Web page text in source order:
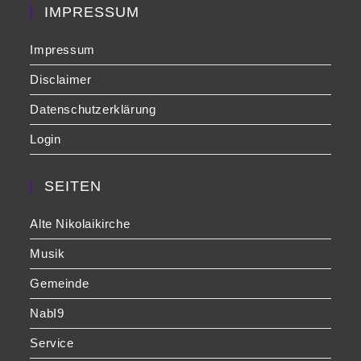
IMPRESSUM
Impressum
Disclaimer
Datenschutzerklärung
Login
SEITEN
Alte Nikolaikirche
Musik
Gemeinde
NabI9
Service